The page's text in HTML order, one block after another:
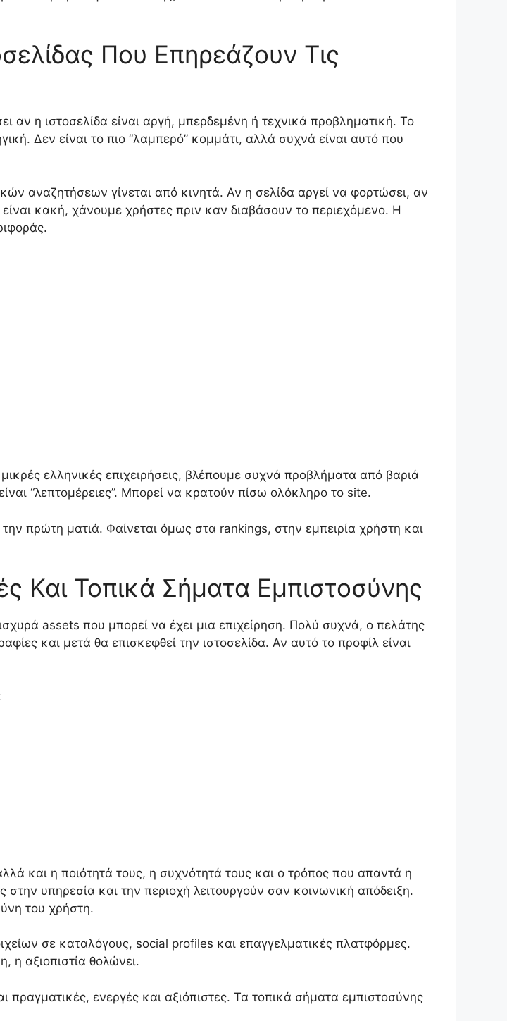
Που Επηρεάζουν Τις
αν η ιστοσελίδα είναι αργή, μπερδεμένη ή τεχνικά προβληματική. Το
Δεν είναι το πιο “λαμπερό” κομμάτι, αλλά συχνά είναι αυτό που
αναζητήσεων γίνεται από κινητά. Αν η σελίδα αργεί να φορτώσει, αν
κακή, χάνουμε χρήστες πριν καν διαβάσουν το περιεχόμενο. Η
μικρές ελληνικές επιχειρήσεις, βλέπουμε συχνά προβλήματα από βαριά
“λεπτομέρειες”. Μπορεί να κρατούν πίσω ολόκληρο το site.
πρώτη ματιά. Φαίνεται όμως στα rankings, στην εμπειρία χρήστη και
Και Τοπικά Σήματα Εμπιστοσύνης
assets που μπορεί να έχει μια επιχείρηση. Πολύ συχνά, ο πελάτης
και μετά θα επισκεφθεί την ιστοσελίδα. Αν αυτό το προφίλ είναι
και η ποιότητά τους, η συχνότητά τους και ο τρόπος που απαντά η
στην υπηρεσία και την περιοχή λειτουργούν σαν κοινωνική απόδειξη.
του χρήστη.
σε καταλόγους, social profiles και επαγγελματικές πλατφόρμες.
η αξιοπιστία θολώνει.
πραγματικές, ενεργές και αξιόπιστες. Τα τοπικά σήματα εμπιστοσύνης